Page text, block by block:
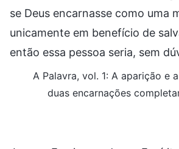
se Deus encarnasse como uma
unicamente em benefício de
então essa pessoa seria, sem
A Palavra, vol. 1: A aparição e
duas encarnações